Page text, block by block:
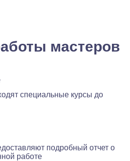
мастеров
специальные курсы до
подробный отчет о
работе